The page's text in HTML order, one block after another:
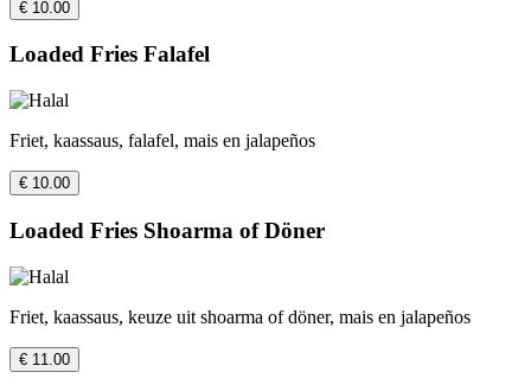
€ 10.00
Loaded Fries Falafel
Friet, kaassaus, falafel, mais en jalapeños
€ 10.00
Loaded Fries Shoarma of Döner
Friet, kaassaus, keuze uit shoarma of döner, mais en jalapeños
€ 11.00